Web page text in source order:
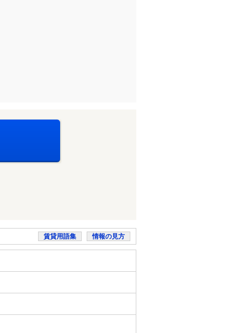
賃貸用語集 情報の見方